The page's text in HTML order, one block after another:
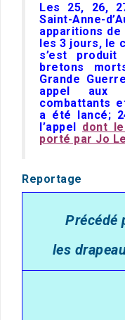
Les 25, 26,
Saint-Anne-
apparitions
les 3 jours, le
s’est
bretons
Grande
appel aux
combattants
a été lancé;
l’appel dont
porté par Jo
Reportage
Précédé
les